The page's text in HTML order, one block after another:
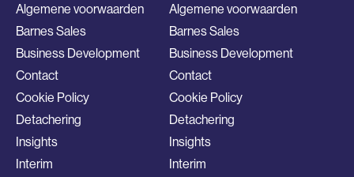
Algemene voorwaarden
Barnes Sales
Business Development
Contact
Cookie Policy
Detachering
Insights
Interim
Algemene voorwaarden
Barnes Sales
Business Development
Contact
Cookie Policy
Detachering
Insights
Interim